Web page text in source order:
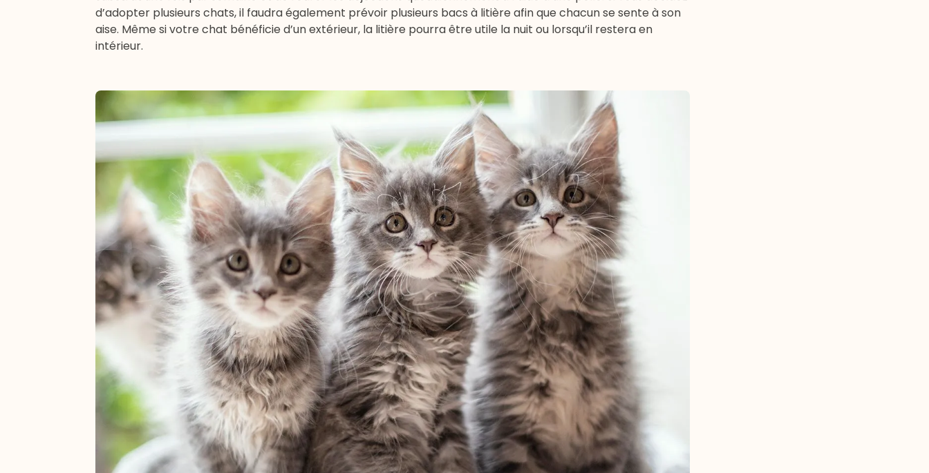
d’adopter plusieurs chats, il faudra également prévoir plusieurs bacs à litière afin que chacun se sente à son
aise. Même si votre chat bénéficie d’un extérieur, la litière pourra être utile la nuit ou lorsqu’il restera en
intérieur.